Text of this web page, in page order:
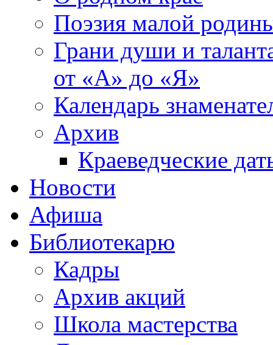
Поэзия малой
Грани души и
от «А» до «Я»
Календарь
Архив
Краеведческие
Новости
Афиша
Библиотекарю
Кадры
Архив акций
Школа мастерства